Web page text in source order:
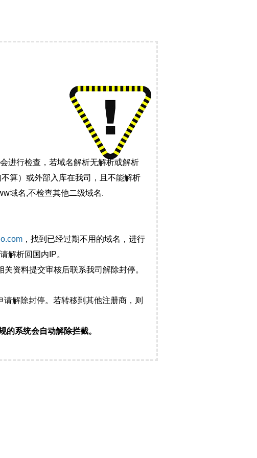
进行检查，若域名解析无解析或解析
算）或外部入库在我司，且不能解析
域名,不检查其他二级域名.
，找到已经过期不用的域名，进行
解析回国内IP。
关资料提交审核后联系我司解除封停。
请解除封停。若转移到其他注册商，则
的系统会自动解除拦截。